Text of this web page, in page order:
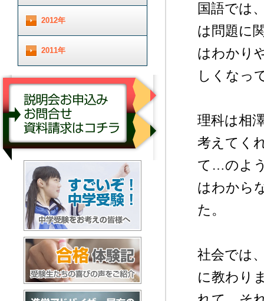
国語では
は問題に
はわかり
しくなっ
理科は相
考えてく
て…のよ
はわから
た。
社会では
に教わり
2012年
2011年
説明会お申し込み／お問合せ／資料請求はコチ
すごいぞ！中学受験
合格体験記